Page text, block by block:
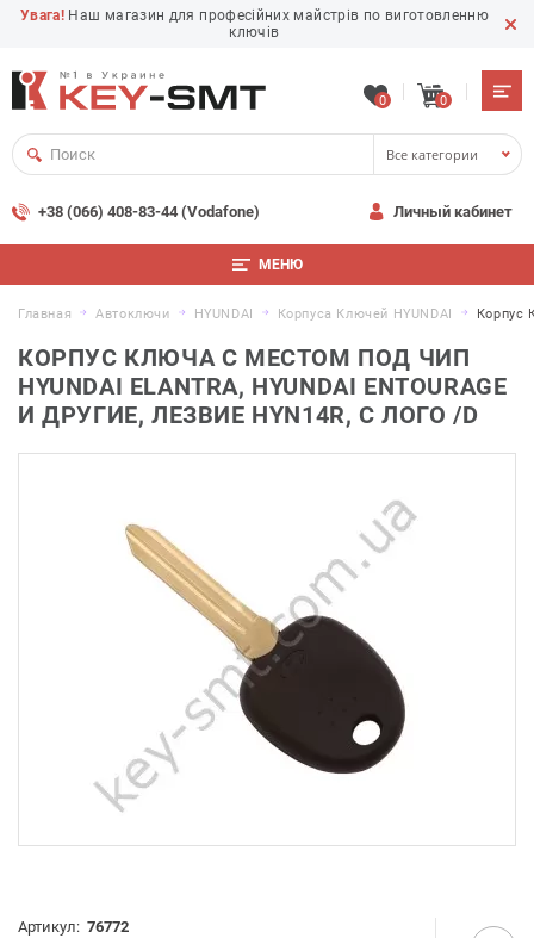
Увага! Наш магазин для професійних майстрів по виготовленню
ключів
0 0
Все категории
+38 (066) 408-83-44 (Vodafone) Личный кабинет
МЕНЮ
Главная Автоключи HYUNDAI Корпуса Ключей HYUNDAI Корпус
КОРПУС КЛЮЧА С МЕСТОМ ПОД ЧИП
HYUNDAI ELANTRA, HYUNDAI ENTOURAGE
И ДРУГИЕ, ЛЕЗВИЕ HYN14R, С ЛОГО /D
Артикул: 76772